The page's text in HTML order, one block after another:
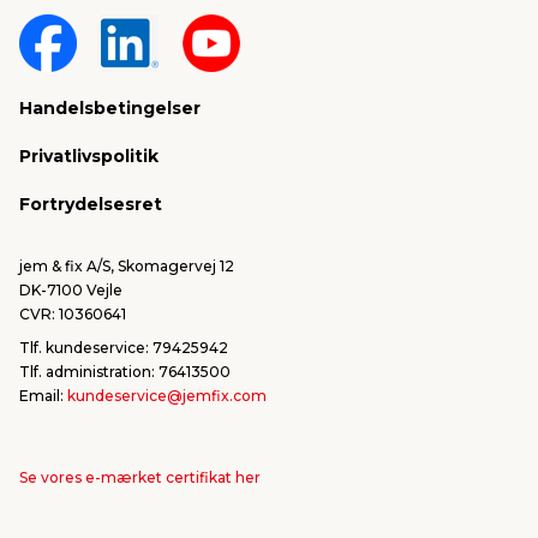
Fragt & levering
Om jem & fix
Sponsorater & projekter
Handelsbetingelser
Privatlivspolitik
Fortrydelsesret
jem & fix A/S, Skomagervej 12
DK-7100 Vejle
CVR: 10360641
Tlf. kundeservice: 79425942
Tlf. administration: 76413500
Email: kundeservice@jemfix.com
Se vores e-mærket certifikat her